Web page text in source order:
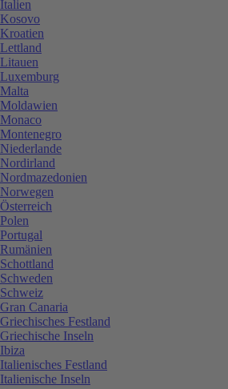
Italien
Kosovo
Kroatien
Lettland
Litauen
Luxemburg
Malta
Moldawien
Monaco
Montenegro
Niederlande
Nordirland
Nordmazedonien
Norwegen
Österreich
Polen
Portugal
Rumänien
Schottland
Schweden
Schweiz
Gran Canaria
Griechisches Festland
Griechische Inseln
Ibiza
Italienisches Festland
Italienische Inseln